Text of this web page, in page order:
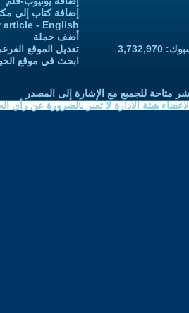
إضافة كتاب إلى
article - English
أضف حملة
تعديل الموقع
ابحث في موقع
متاحة للجميع مع الإشارة إلى المصدر
هيئة الادارة لا تعبر بالضرورة عن رأي